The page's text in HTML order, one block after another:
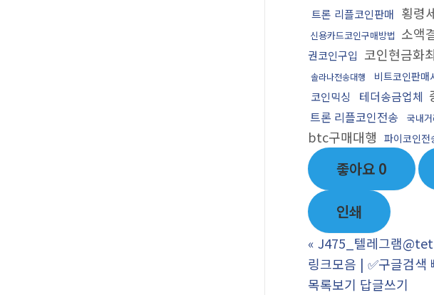
트론 리플코인판매 횡령
신용카드코인구매방법 소액
권코인구입 코인현금화
솔라나전송대행 비트코인판매
코인믹싱 테더송금업체
트론 리플코인전송 국내
btc구매대행 파이코인전
좋아요 0
인쇄
« J475_텔레그램
링크모음 | ✅구글검색
목록보기 답글쓰기